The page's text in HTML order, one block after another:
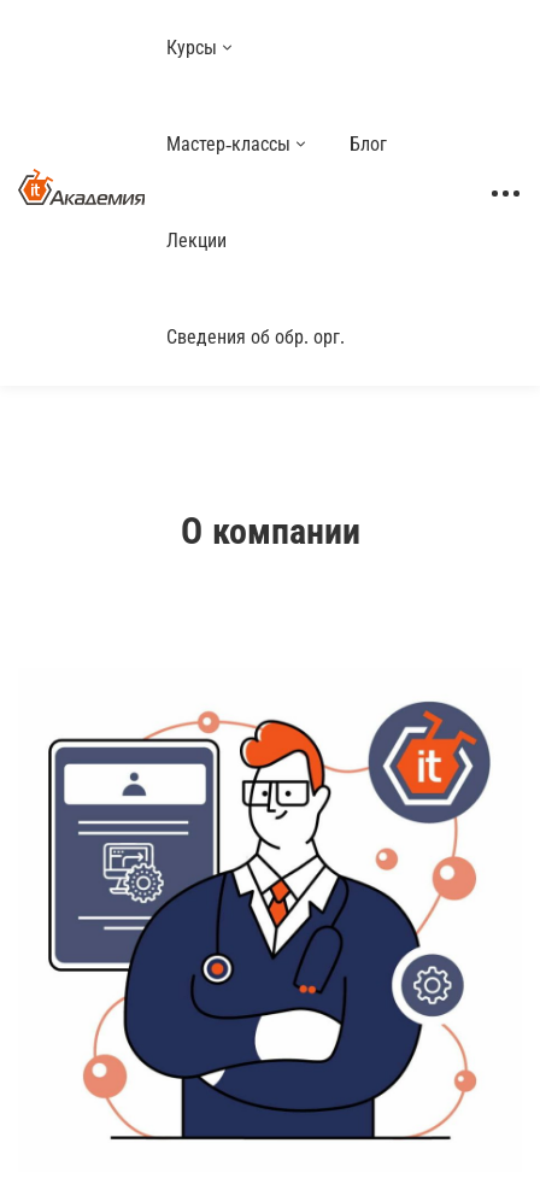
Курсы
Мастер-классы Блог
Лекции
Сведения об обр. орг.
О компании